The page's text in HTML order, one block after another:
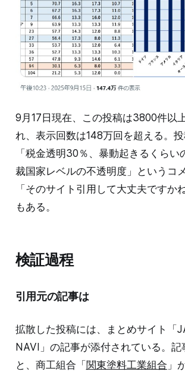
9月17日現在、この投稿は3800件以
れ、表示回数は148万回を超える。
「税金透明30％、暴動起きるくらい
裁国家レベルの不透明度」というコ
「そのサイト引用して大丈夫ですか
もある。
検証過程
引用元の記事は
拡散した投稿には、まとめサイト「
NAVI」の記事が添付されている。記
と、商工組合「 関東塗料工業組合 」